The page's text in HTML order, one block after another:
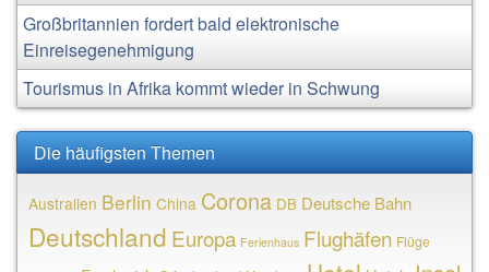
Großbritannien fordert bald elektronische
Einreisegenehmigung
Tourismus in Afrika kommt wieder in Schwung
Die häufigsten Themen
Australien Berlin China Corona DB Deutsche Bahn
Deutschland Europa Ferienhaus Flughäfen Flüge